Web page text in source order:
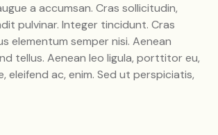
a accumsan. Cras sollicitudin,
pulvinar. Integer tincidunt. Cras
elementum semper nisi. Aenean
tellus. Aenean leo ligula, porttitor eu,
eleifend ac, enim. Sed ut perspiciatis,